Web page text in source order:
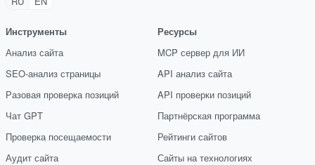
Инструменты
Анализ сайта
SEO-анализ страницы
Разовая проверка позиций
Чат GPT
Проверка посещаемости
Аудит сайта
Ресурсы
MCP сервер для ИИ
API анализ сайта
API проверки позиций
Партнёрская программа
Рейтинги сайтов
Сайты на технологиях